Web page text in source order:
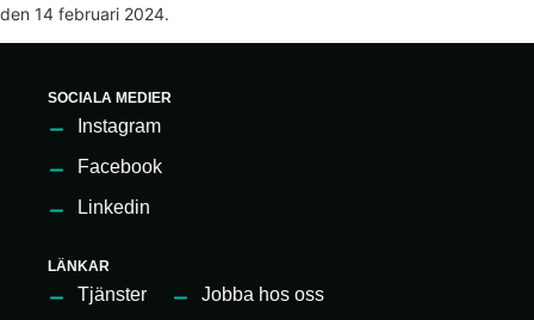
den 14 februari 2024.
SOCIALA MEDIER
Instagram
Facebook
Linkedin
LÄNKAR
Tjänster
Jobba hos oss